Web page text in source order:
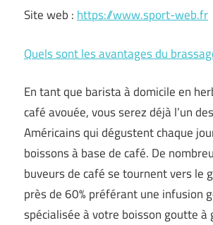
Site web : https://www.sport-web.fr
Quels sont les avantages du
En tant que barista à domicile en
café avouée, vous serez déjà l’un
Américains qui dégustent chaque
boissons à base de café. De
buveurs de café se tournent vers le
près de 60% préférant une infusion
spécialisée à votre boisson goutte à